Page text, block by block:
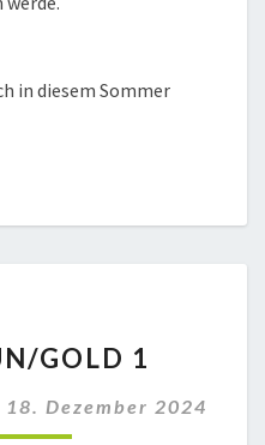
in diesem Sommer
GOLD
GOLD 1
18. Dezember 2024